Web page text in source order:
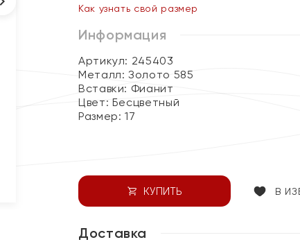
Как узнать свой размер
Информация
Артикул: 245403
Металл:Золото 585
Вставки: Фианит
Цвет: Бесцветный
Размер:17
КУПИТЬ В
Доставка